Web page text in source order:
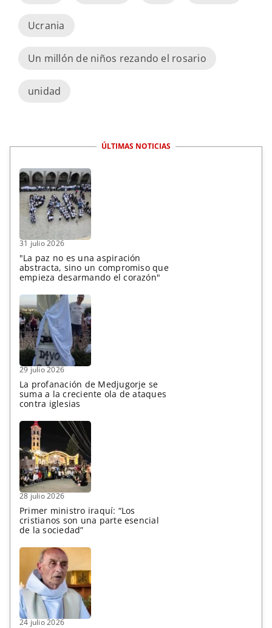
Ucrania
Un millón de niños rezando el rosario
unidad
ÚLTIMAS NOTICIAS
31 julio 2026
"La paz no es una aspiración
abstracta, sino un compromiso que
empieza desarmando el corazón"
29 julio 2026
La profanación de Medjugorje se
suma a la creciente ola de ataques
contra iglesias
28 julio 2026
Primer ministro iraquí: “Los
cristianos son una parte esencial
de la sociedad”
24 julio 2026